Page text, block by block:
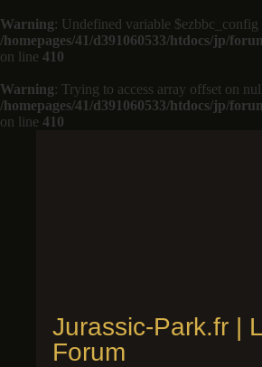
Warning: Undefined variable $ezbbc_config
/homepages/41/d391060533/htdocs/jp/
on line 410
Warning: Trying to access array offset on
/homepages/41/d391060533/htdocs/jp/
on line 410
Jurassic-Park.fr |
Forum